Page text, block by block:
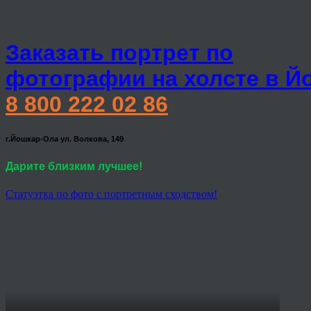
Заказать портрет по
фотографии на холсте в
8 800 222 02 86
г.Йошкар-Ола ул. Волкова, 149
Дарите близким лучшее!
Статуэтка по фото с портретным сходством!